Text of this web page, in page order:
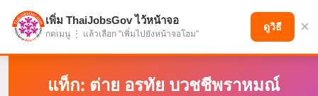
แบ่งปันโอกาส เพื่ออนาคตที่ก้าวหน้า
แท็ก: ต่าย อรทัย บวชชีพราหมณ์
เพิ่ม ThaiJobsGov ไว้หน้าจอ
กดเมนู ⋮ แล้วเลือก "เพิ่มไปยังหน้าจอโฮม"
ดูวิธี ×